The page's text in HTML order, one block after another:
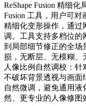
ReShape Fusion 精细
Fusion 工具，用户可
精细化变形操作，通过
调。工具支持多档位的
到局部细节修正的全场
损，无断层、无模糊、
人像比例自然调校：
不破坏背景透视与画面
自然微调，避免通用液
然、更专业的人像修图